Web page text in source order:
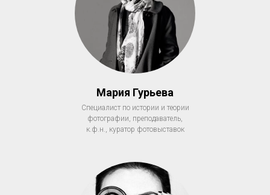
Мария Гурьева
Специалист по истории и теории
фотографии, преподаватель,
к.ф.н., куратор фотовыставок